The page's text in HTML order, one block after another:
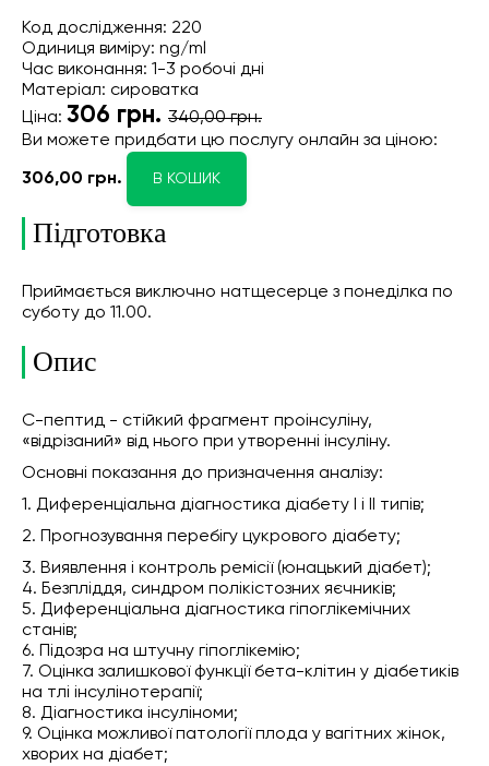
Код дослідження: 220
Одиниця виміру: ng/ml
Час виконання: 1-3 робочі дні
Матеріал: сироватка
Ціна: 306 грн. 340,00 грн.
Ви можете придбати цю послугу онлайн за ціною:
306,00 грн. В КОШИК
Підготовка
Приймається виключно натщесерце з понеділка по
суботу до 11.00.
Опис
С-пептид - стійкий фрагмент проінсуліну,
«відрізаний» від нього при утворенні інсуліну.
Основні показання до призначення аналізу:
1. Диференціальна діагностика діабету I і II типів;
2. Прогнозування перебігу цукрового діабету;
3. Виявлення і контроль ремісії (юнацький діабет);
4. Безпліддя, синдром полікістозних яєчників;
5. Диференціальна діагностика гіпоглікемічних
станів;
6. Підозра на штучну гіпоглікемію;
7. Оцінка залишкової функції бета-клітин у діабетиків
на тлі інсулінотерапії;
8. Діагностика інсуліноми;
9. Оцінка можливої патології плода у вагітних жінок,
хворих на діабет;